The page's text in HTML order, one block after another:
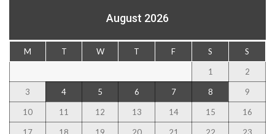
August 2026
M T W T F S S
1 2
3 4 5 6 7 8 9
10 11 12 13 14 15 16